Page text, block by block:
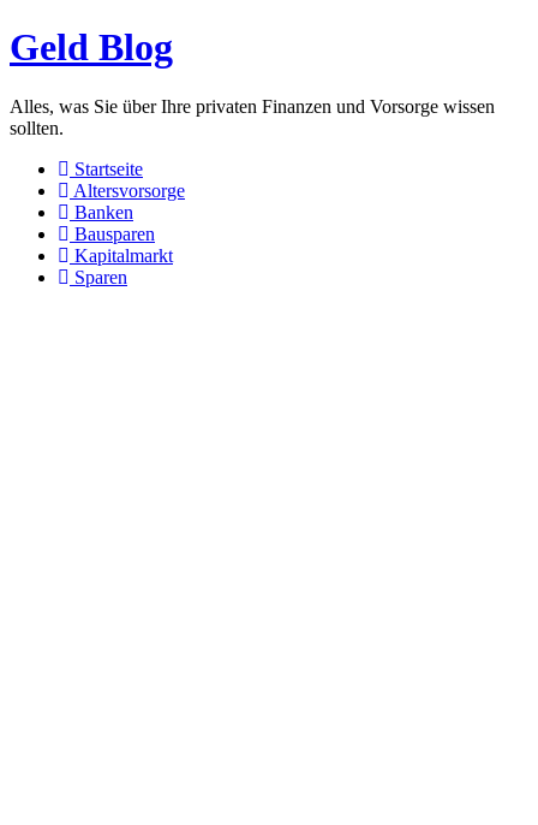
Geld Blog
Alles, was Sie über Ihre privaten Finanzen und Vorsorge wissen
sollten.
Startseite
Altersvorsorge
Banken
Bausparen
Kapitalmarkt
Sparen